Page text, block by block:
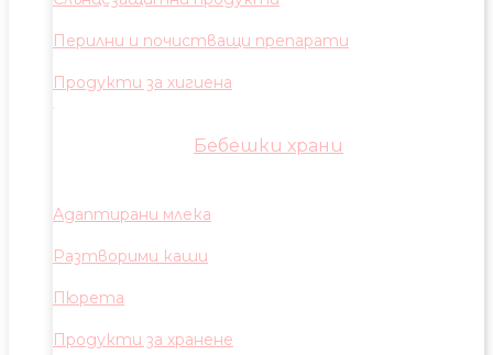
Перилни и почистващи препарати
Продукти за хигиена
Бебешки храни
Адаптирани млека
Разтворими каши
Пюрета
Продукти за хранене